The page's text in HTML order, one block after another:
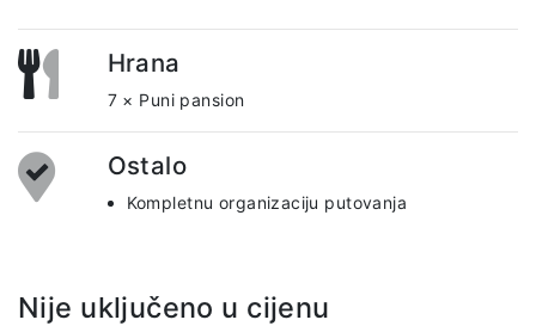
Hrana
7 × Puni pansion
Ostalo
Kompletnu organizaciju putovanja
Nije uključeno u cijenu